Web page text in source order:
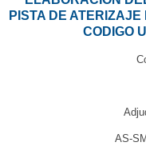
PISTA DE
CODIGO
AS-